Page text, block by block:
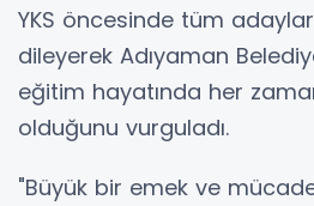
YKS öncesinde tüm
dileyerek Adıyaman
eğitim hayatında her
olduğunu vurguladı.
"Büyük bir emek ve